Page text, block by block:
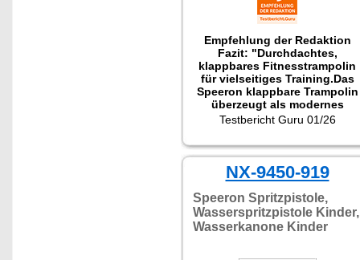
Empfehlung der Redaktion
Fazit: "Durchdachtes,
klappbares Fitnesstrampolin
für vielseitiges Training.Das
Speeron klappbare Trampolin
überzeugt als modernes
Fitness Trampolin, das
Platzersparnis sinnvoll
kombiniert. Als klappbares
Fitness Trampolin für Indoor-
Training eignet es sich ideal
für Cardio, Koordination,
Core-Training und kreative
Fitnesskombinationen."
Testbericht Guru 01/26
NX-9450-919
Speeron Spritzpistole,
Wasserspritzpistole Kinder,
Wasserkanone Kinder